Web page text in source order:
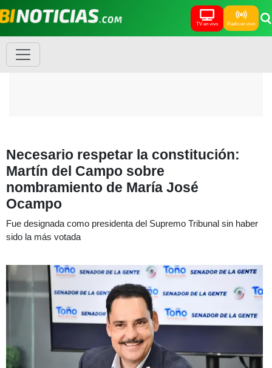
TV en vivo Radio en vivo
Necesario respetar la constitución:
Martín del Campo sobre
nombramiento de María José
Ocampo
Fue designada como presidenta del Supremo Tribunal sin haber
sido la más votada